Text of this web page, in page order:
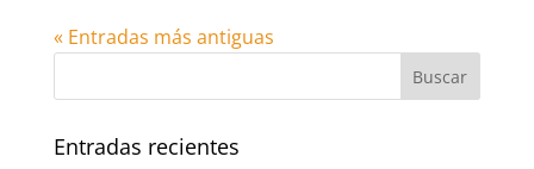
« Entradas más antiguas
Entradas recientes